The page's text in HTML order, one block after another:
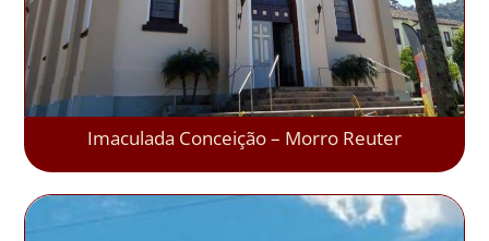
Imaculada Conceição – Morro Reuter